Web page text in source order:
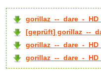
gorillaz_--_dare_-
[geprüft] gorillaz_--
gorillaz_--_dare_-
gorillaz_--_dare_-